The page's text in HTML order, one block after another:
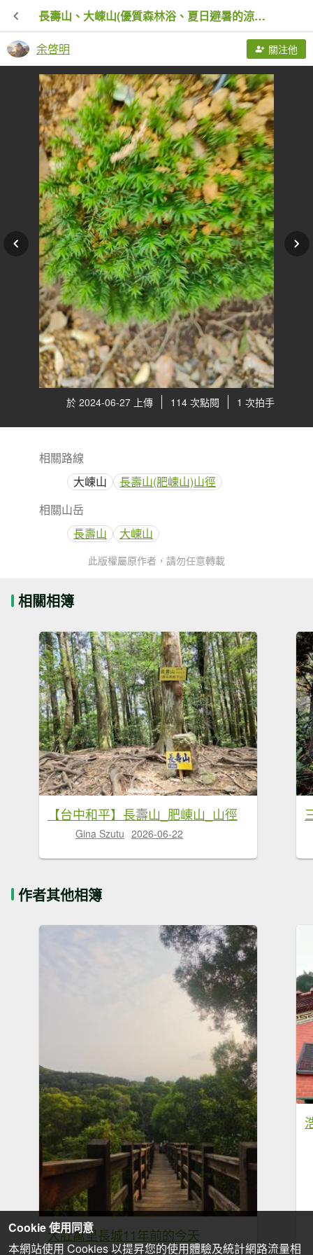
長壽山、大崠山(優質森林浴、夏日避暑的涼爽路線）
余啓明 關注他
於 2024-06-27 上傳 114 次點閱 1 次拍手
相關路線
大崠山
長壽山(肥崠山)山徑
相關山岳
長壽山
大崠山
此版權屬原作者，請勿任意轉載
相關相簿
【台中和平】長壽山_肥崠山_山徑
Gina Szutu 2026-06-22
作者其他相簿
大肚萬里長城11年前的今天
Cookie 使用同意
本網站使用 Cookies 以提昇您的使用體驗及統計網路流量相